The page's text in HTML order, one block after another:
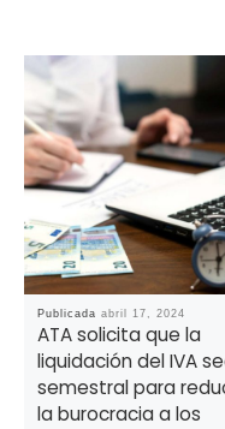
Publicada abril 17, 2024
ATA solicita que la
liquidación del IVA
semestral para
la burocracia a los